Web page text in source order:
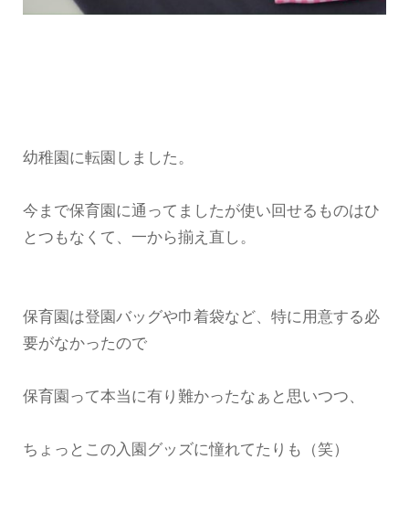
幼稚園に転園しました。
今まで保育園に通ってましたが使い回せるものはひ
とつもなくて、一から揃え直し。
保育園は登園バッグや巾着袋など、特に用意する必
要がなかったので
保育園って本当に有り難かったなぁと思いつつ、
ちょっとこの入園グッズに憧れてたりも（笑）